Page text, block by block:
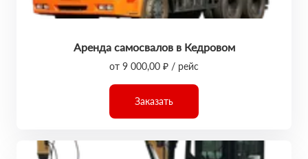
Аренда самосвалов в Кедровом
от 9 000,00 ₽ / рейс
Заказать